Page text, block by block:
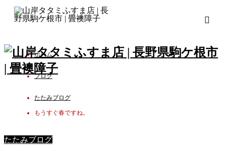
ホーム
ブログ
たたみブログ
もうすぐ春ですね。
たたみブログ